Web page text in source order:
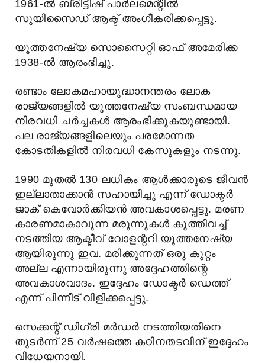
1961-ൽ ബ്രിട്ടീഷ് പാർലമെന്റിൽ
സുയിസൈഡ് ആക്ട് അംഗീകരിക്കപ്പെട്ടു.
യൂത്തനേഷ്യ സൊസൈറ്റി ഓഫ് അമേരിക്ക
1938-ൽ ആരംഭിച്ചു.
രണ്ടാം ലോകമഹായുദ്ധാനന്തരം ലോക
രാജ്യങ്ങളിൽ യൂത്തനേഷ്യ സംബന്ധമായ
നിരവധി ചർച്ചകൾ ആരംഭിക്കുകയുണ്ടായി.
പല രാജ്യങ്ങളിലെയും പരമോന്നത
കോടതികളിൽ നിരവധി കേസുകളും നടന്നു.
1990 മുതൽ 130 ലധികം ആൾക്കാരുടെ ജീവൻ
ഇല്ലാതാക്കാൻ സഹായിച്ചു എന്ന് ഡോക്ടർ
ജാക് കെവോർക്കിയൻ അവകാശപ്പെട്ടു. മരണ
കാരണമാകാവുന്ന മരുന്നുകൾ കുത്തിവച്ച്
നടത്തിയ ആക്ടീവ് വോളന്ററി യൂത്തനേഷ്യ
ആയിരുന്നു ഇവ. മരിക്കുന്നത് ഒരു കുറ്റം
അല്ല എന്നായിരുന്നു അദ്ദേഹത്തിന്റെ
അവകാശവാദം. ഇദ്ദേഹം ഡോക്ടർ ഡെത്ത്
എന്ന് പിന്നീട് വിളിക്കപ്പെട്ടു.
സെക്കന്റ് ഡിഗ്രി മർഡർ നടത്തിയതിനെ
തുടർന്ന് 25 വർഷത്തെ കഠിനതടവിന് ഇദ്ദേഹം
വിധേയനായി.